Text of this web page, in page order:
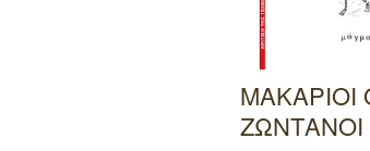
ΜΑΚΑΡΙΟΙ
ΖΩΝΤΑΝΟΙ